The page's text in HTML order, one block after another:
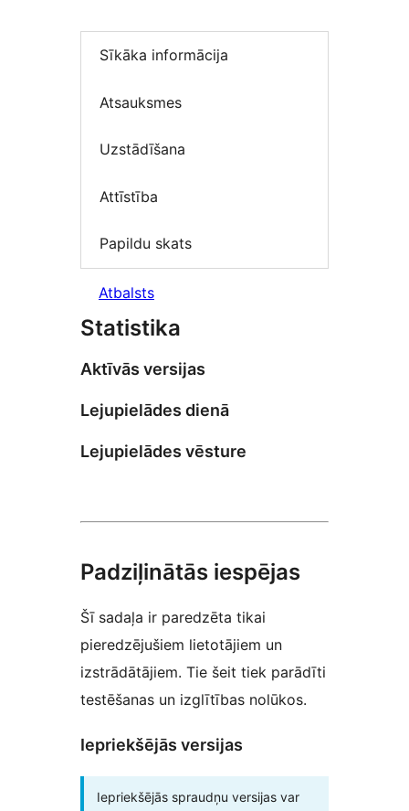
Sīkāka informācija
Atsauksmes
Uzstādīšana
Attīstība
Papildu skats
Atbalsts
Statistika
Aktīvās versijas
Lejupielādes dienā
Lejupielādes vēsture
Padziļinātās iespējas
Šī sadaļa ir paredzēta tikai
pieredzējušiem lietotājiem un
izstrādātājiem. Tie šeit tiek parādīti
testēšanas un izglītības nolūkos.
Iepriekšējās versijas
Iepriekšējās spraudņu versijas var